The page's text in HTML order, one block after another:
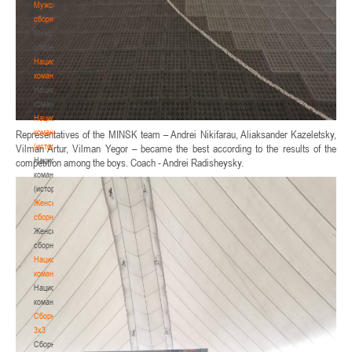
Мужские
сборные
Мужские
сборные
Национальная
команда
Национальная
команда
Национальная
команда
(история)
Национальная
команда
(история)
Женские
сборные
Женские
сборные
Национальная
команда
Национальная
команда
Сборные
3х3
Сборные
Representatives of the MINSK team – Andrei Nikifarau, Aliaksander Kazeletsky,
Vilman Artur, Vilman Yegor – became the best according to the results of the
competition among the boys. Coach - Andrei Radisheysky.